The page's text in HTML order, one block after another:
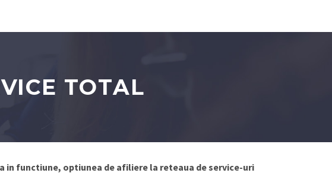
TOTAL
in functiune, optiunea de afiliere la reteaua de service-uri